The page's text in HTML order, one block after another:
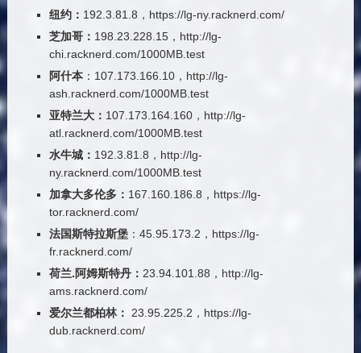
纽约： 192.3.81.8，https://lg-ny.racknerd.com/
芝加哥： 198.23.228.15，http://lg-
chi.racknerd.com/1000MB.test
阿什本：107.173.166.10，http://lg-
ash.racknerd.com/1000MB.test
亚特兰大： 107.173.164.160，http://lg-
atl.racknerd.com/1000MB.test
水牛城： 192.3.81.8，http://lg-
ny.racknerd.com/1000MB.test
加拿大多伦多： 167.160.186.8，https://lg-
tor.racknerd.com/
法国斯特拉斯堡：45.95.173.2，https://lg-
fr.racknerd.com/
荷兰.阿姆斯特丹： 23.94.101.88，http://lg-
ams.racknerd.com/
爱尔兰都柏林：
23.95.225.2，https://lg-
dub.racknerd.com/